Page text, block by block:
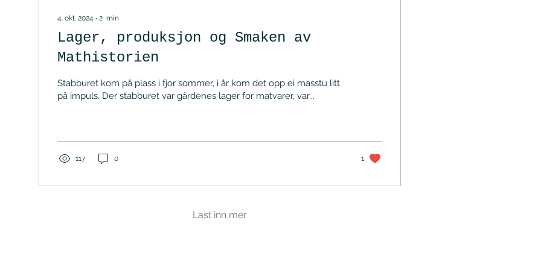
4. okt. 2024 ∙ 2 min
Lager, produksjon og Smaken av
Mathistorien
Stabburet kom på plass i fjor sommer, i år kom det opp ei masstu litt
på impuls. Der stabburet var gårdenes lager for matvarer, var...
117 0 1
Last inn mer